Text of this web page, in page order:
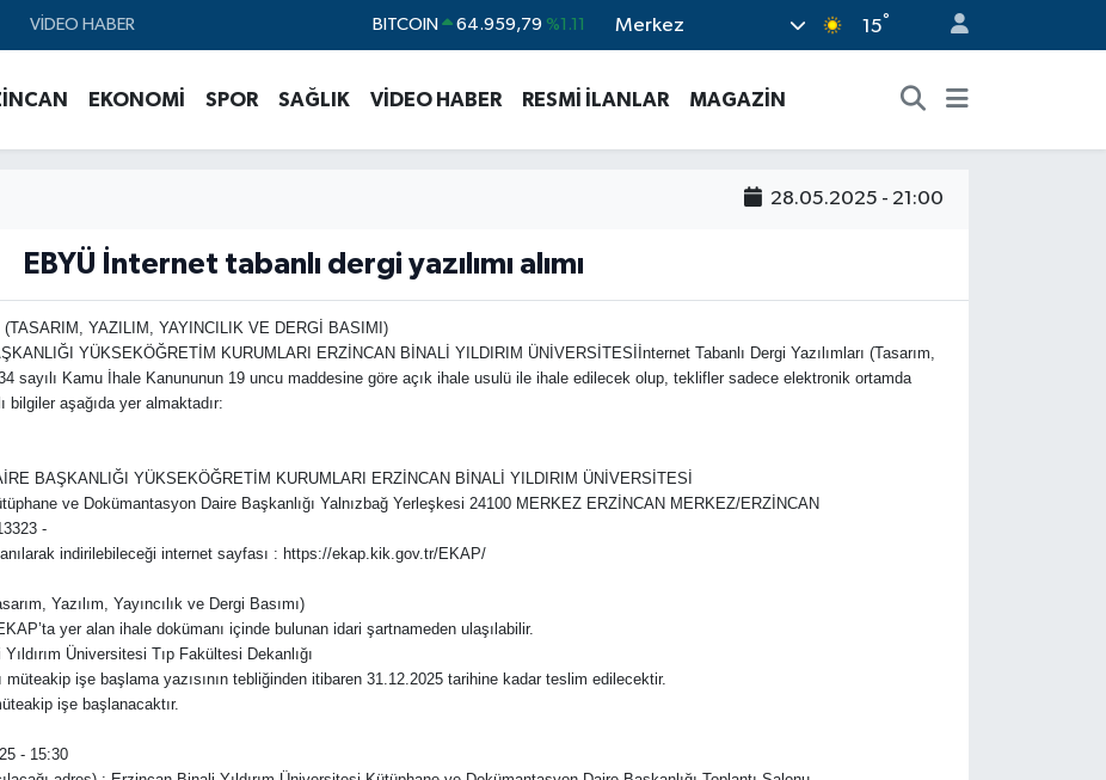
VİDEO HABER BITCOIN 64.959,79 %1.11
EURO 55,2510 %0.32
STERLİN 64,4811 %0.38
Merkez 15°
EKONOMİ SPOR SAĞLIK VİDEO HABER RESMİ İLANLAR MAGAZİN
28.05.2025 - 21:00
EBYÜ İnternet tabanlı dergi yazılımı alımı
YAZILIM, YAYINCILIK VE DERGİ BASIMI)
YÜKSEKÖĞRETİM KURUMLARI ERZİNCAN BİNALİ YILDIRIM ÜNİVERSİTESİİnternet Tabanlı Dergi Yazılımları (Tasarım,
sayılı Kamu İhale Kanununun 19 uncu maddesine göre açık ihale usulü ile ihale edilecek olup, teklifler sadece elektronik ortamda
bilgiler aşağıda yer almaktadır:
BAŞKANLIĞI YÜKSEKÖĞRETİM KURUMLARI ERZİNCAN BİNALİ YILDIRIM ÜNİVERSİTESİ
ve Dokümantasyon Daire Başkanlığı Yalnızbağ Yerleşkesi 24100 MERKEZ ERZİNCAN MERKEZ/ERZİNCAN
-
indirilebileceği internet sayfası : https://ekap.kik.gov.tr/EKAP/
Yazılım, Yayıncılık ve Dergi Basımı)
yer alan ihale dokümanı içinde bulunan idari şartnameden ulaşılabilir.
Üniversitesi Tıp Fakültesi Dekanlığı
işe başlama yazısının tebliğinden itibaren 31.12.2025 tarihine kadar teslim edilecektir.
işe başlanacaktır.
- 15:30